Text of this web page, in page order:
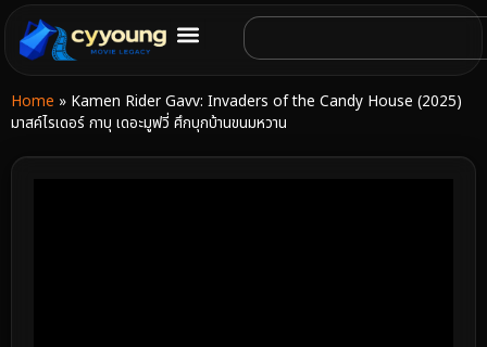
Home » Kamen Rider Gavv: Invaders of the Candy House (2025)
มาสค์ไรเดอร์ กาบุ เดอะมูฟวี่ ศึกบุกบ้านขนมหวาน